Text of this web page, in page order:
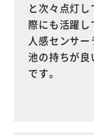
と次々点灯
際にも活躍
人感センサ
池の持ちが良
です。